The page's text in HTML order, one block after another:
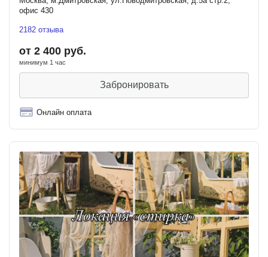
офис 430
2182 отзыва
от 2 400 руб.
минимум 1 час
Забронировать
Онлайн оплата